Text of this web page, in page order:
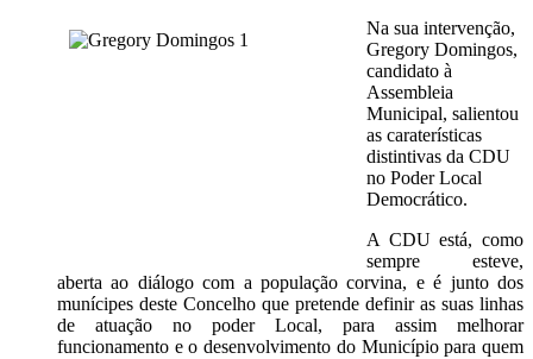
Na sua intervenção,
Gregory Domingos,
candidato à
Assembleia
Municipal, salientou
as caraterísticas
distintivas da CDU
no Poder Local
Democrático.
A CDU está, como
sempre esteve,
aberta ao diálogo com a população corvina, e é junto dos
munícipes deste Concelho que pretende definir as suas linhas
de atuação no poder Local, para assim melhorar
funcionamento e o desenvolvimento do Município para quem